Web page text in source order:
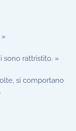
sono rattristito. »
si comportano